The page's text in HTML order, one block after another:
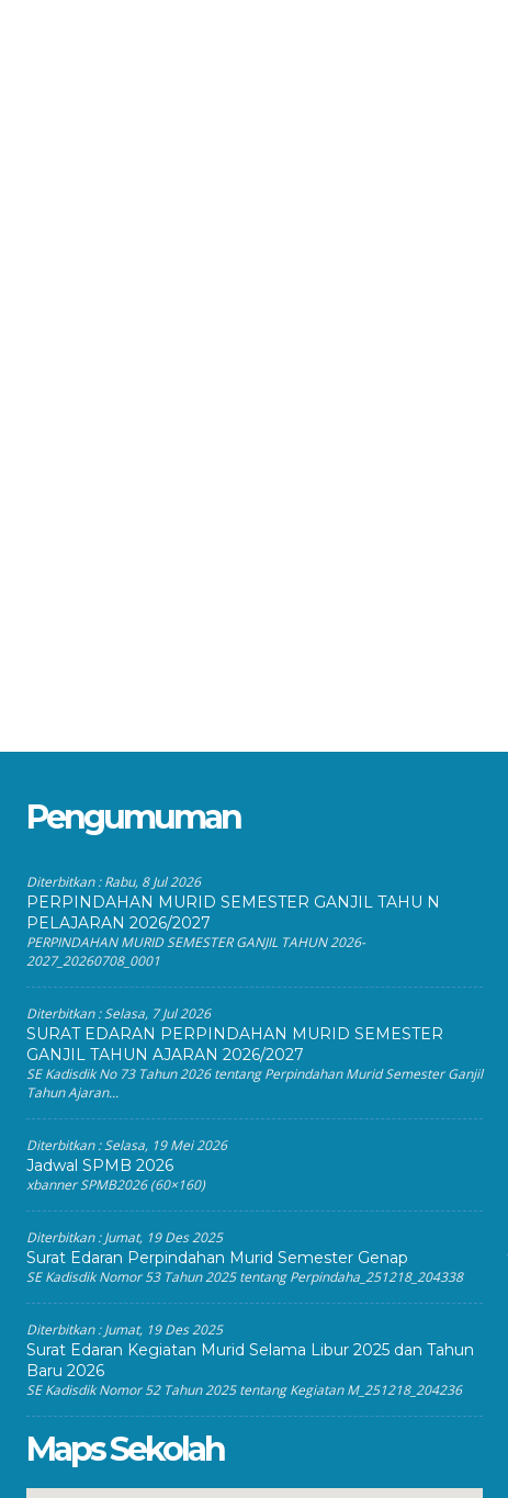
Pengumuman
Diterbitkan :Rabu, 8 Jul 2026
PERPINDAHAN MURID SEMESTER GANJIL TAHU N
PELAJARAN 2026/2027
PERPINDAHAN MURID SEMESTER GANJIL TAHUN 2026-
2027_20260708_0001
Diterbitkan :Selasa, 7 Jul 2026
SURAT EDARAN PERPINDAHAN MURID SEMESTER
GANJIL TAHUN AJARAN 2026/2027
SE Kadisdik No 73 Tahun 2026 tentang Perpindahan Murid Semester Ganjil
Tahun Ajaran...
Diterbitkan :Selasa, 19 Mei 2026
Jadwal SPMB 2026
xbanner SPMB2026 (60×160)
Diterbitkan :Jumat, 19 Des 2025
Surat Edaran Perpindahan Murid Semester Genap
SE Kadisdik Nomor 53 Tahun 2025 tentang Perpindaha_251218_204338
Diterbitkan :Jumat, 19 Des 2025
Surat Edaran Kegiatan Murid Selama Libur 2025 dan Tahun
Baru 2026
SE Kadisdik Nomor 52 Tahun 2025 tentang Kegiatan M_251218_204236
Maps Sekolah